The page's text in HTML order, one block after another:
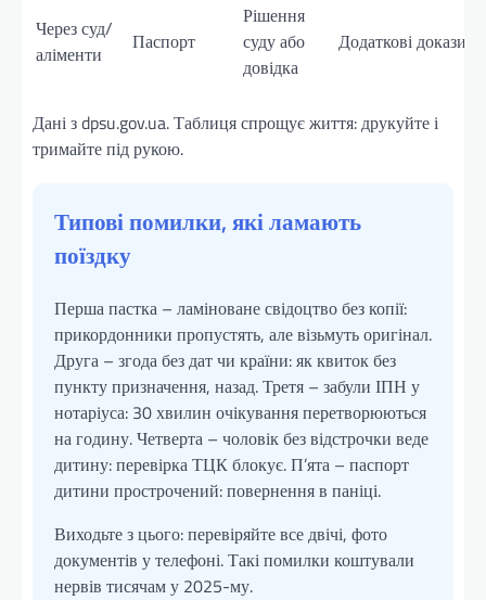
Через суд/
аліменти
Паспорт
Рішення
суду або
довідка
Додаткові докази
Дані з dpsu.gov.ua. Таблиця спрощує життя: друкуйте і
тримайте під рукою.
Типові помилки, які ламають
поїздку
Перша пастка – ламіноване свідоцтво без копії:
прикордонники пропустять, але візьмуть оригінал.
Друга – згода без дат чи країни: як квиток без
пункту призначення, назад. Третя – забули ІПН у
нотаріуса: 30 хвилин очікування перетворюються
на годину. Четверта – чоловік без відстрочки веде
дитину: перевірка ТЦК блокує. П’ята – паспорт
дитини прострочений: повернення в паніці.
Виходьте з цього: перевіряйте все двічі, фото
документів у телефоні. Такі помилки коштували
нервів тисячам у 2025-му.